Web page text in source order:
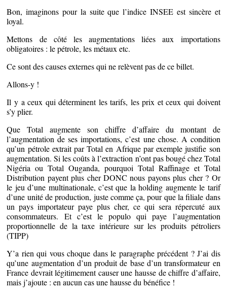
Bon, imaginons pour la suite que l’indice INSEE est sincère et
loyal.
Mettons de côté les augmentations liées aux importations
obligatoires : le pétrole, les métaux etc.
Ce sont des causes externes qui ne relèvent pas de ce billet.
Allons-y !
Il y a ceux qui déterminent les tarifs, les prix et ceux qui doivent
s’y plier.
Que Total augmente son chiffre d’affaire du montant de
l’augmentation de ses importations, c’est une chose. A condition
qu’un pétrole extrait par Total en Afrique par exemple justifie son
augmentation. Si les coûts à l’extraction n’ont pas bougé chez Total
Nigéria ou Total Ouganda, pourquoi Total Raffinage et Total
Distribution payent plus cher DONC nous payons plus cher ? Or
le jeu d’une multinationale, c’est que la holding augmente le tarif
d’une unité de production, juste comme ça, pour que la filiale dans
un pays importateur paye plus cher, ce qui sera répercuté aux
consommateurs. Et c’est le populo qui paye l’augmentation
proportionnelle de la taxe intérieure sur les produits pétroliers
(TIPP)
Y’a rien qui vous choque dans le paragraphe précédent ? J’ai dis
qu’une augmentation d’un produit de base d’un transformateur en
France devrait légitimement causer une hausse de chiffre d’affaire,
mais j’ajoute : en aucun cas une hausse du bénéfice !